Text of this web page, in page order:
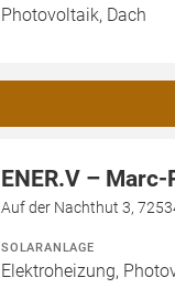
Photovoltaik, Dach
ENER.V –
Auf der Nachthut 3,
SOLARANLAGE
Elektroheizung,